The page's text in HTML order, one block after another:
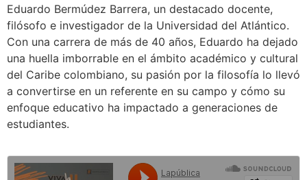
Eduardo Bermúdez Barrera, un destacado docente,
filósofo e investigador de la Universidad del Atlántico.
Con una carrera de más de 40 años, Eduardo ha dejado
una huella imborrable en el ámbito académico y cultural
del Caribe colombiano, su pasión por la filosofía lo llevó
a convertirse en un referente en su campo y cómo su
enfoque educativo ha impactado a generaciones de
estudiantes.